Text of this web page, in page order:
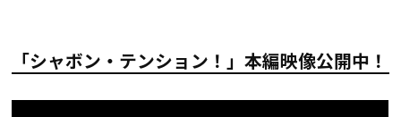
「シャボン・テンション！」本編映像公開中！